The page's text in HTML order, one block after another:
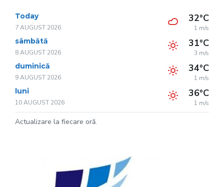
Today
7 AUGUST 2026
32°C
1 m/s
sâmbătă
8 AUGUST 2026
31°C
3 m/s
duminică
9 AUGUST 2026
34°C
1 m/s
luni
10 AUGUST 2026
36°C
1 m/s
Actualizare la fiecare oră.